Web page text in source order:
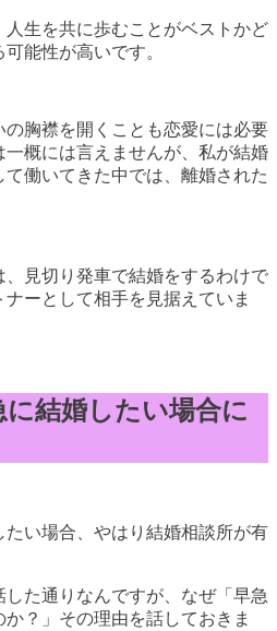
生を共に歩むことがベストかど
能性が高いです。
の胸襟を開くことも恋愛には必要
概には言えませんが、私が結婚
働いてきた中では、離婚された
見切り発車で結婚をするわけで
ーとして相手を見据えていま
に結婚したい場合に
い場合、やはり結婚相談所が有
た通りなんですが、なぜ「早急
？」その理由を話しておきま